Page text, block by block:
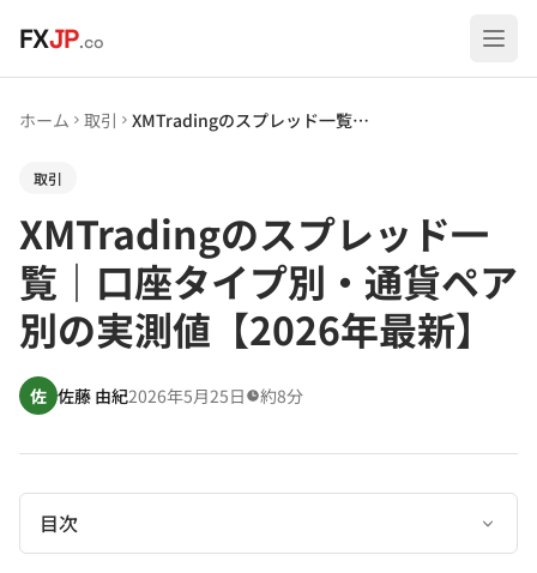
FXJP.co
ホーム 取引 XMTradingのスプレッド一覧｜口座タイプ別・通貨ペア別の実測値【2026年最新】
取引
XMTradingのスプレッド一
覧｜口座タイプ別・通貨ペア
別の実測値【2026年最新】
佐 佐藤 由紀2026年5月25日 約8分
目次